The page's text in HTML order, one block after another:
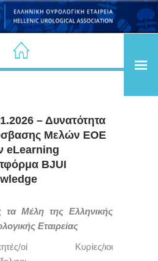
– Δυνατότητα
Μελών ΕΟΕ
eLearning
BJUI
τα Μέλη της Ελληνικής
Εταιρείας
οί Κυρίες/ιοι